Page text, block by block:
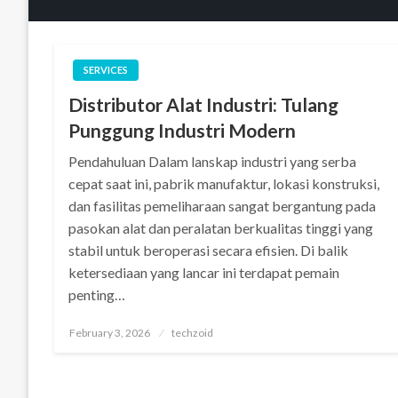
SERVICES
Distributor Alat Industri: Tulang
Punggung Industri Modern
Pendahuluan Dalam lanskap industri yang serba
cepat saat ini, pabrik manufaktur, lokasi konstruksi,
dan fasilitas pemeliharaan sangat bergantung pada
pasokan alat dan peralatan berkualitas tinggi yang
stabil untuk beroperasi secara efisien. Di balik
ketersediaan yang lancar ini terdapat pemain
penting…
Posted
February 3, 2026 techzoid